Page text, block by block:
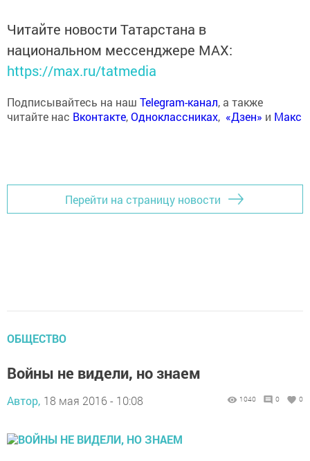
Читайте новости Татарстана в
национальном мессенджере MАХ:
https://max.ru/tatmedia
Подписывайтесь на наш Telegram-канал, а также
читайте нас Вконтакте,Одноклассниках, «Дзен» и Макс
Перейти на страницу новости
ОБЩЕСТВО
Войны не видели, но знаем
Автор, 18 мая 2016 - 10:08 1040 0 0